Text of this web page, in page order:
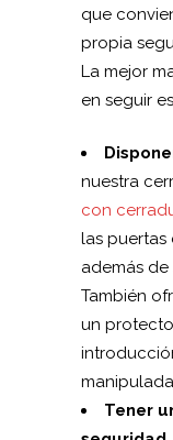
que
propia
La mejor
en seguir
nuestra
con
las puertas
además
También
un
Tener